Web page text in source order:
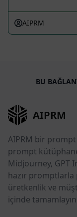
AIPRM
BU
AIPRM
AIPRM bir
prompt
Midjourney, GPT
hazır promptlarla
üretkenlik ve
içinde